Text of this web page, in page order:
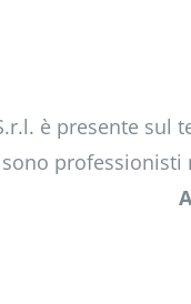
è presente sul
professionisti